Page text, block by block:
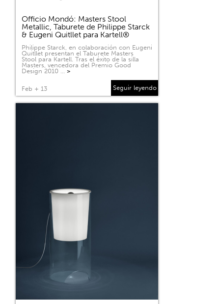
Officio Mondó: Masters Stool
Metallic, Taburete de Philippe Starck
& Eugeni Quitllet para Kartell®
Philippe Starck, en colaboración con Eugeni
Quitllet presentan el Taburete Masters
Stool para Kartell. Tras el éxito de la silla
Masters, vencedora del Premio Good
Design 2010 … >
Feb + 13 Seguir leyendo